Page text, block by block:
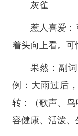
灰雀
惹人喜爱：
着头向上看。可
果然：副
例：大雨过后
转：（歌声、
容健康、活泼、